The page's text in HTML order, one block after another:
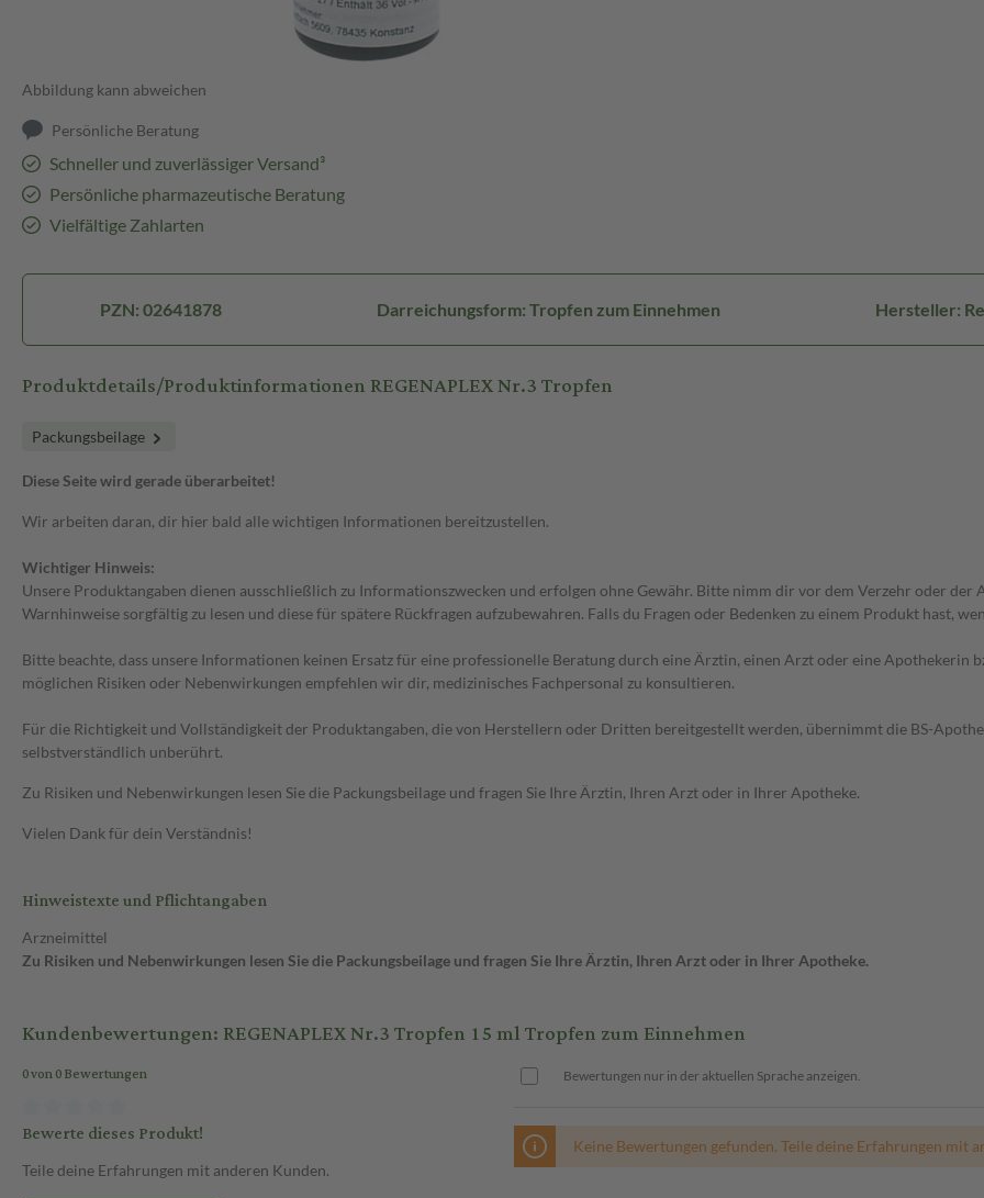
Abbildung kann abweichen
Persönliche Beratung
Schneller und zuverlässiger Versand³
Persönliche pharmazeutische Beratung
Vielfältige Zahlarten
PZN: 02641878 Darreichungsform: Tropfen zum Einnehmen Hersteller:
Produktdetails/Produktinformationen REGENAPLEX Nr.3 Tropfen
Packungsbeilage
Diese Seite wird gerade überarbeitet!
Wir arbeiten daran, dir hier bald alle wichtigen Informationen bereitzustellen.
Wichtiger Hinweis:
Unsere Produktangaben dienen ausschließlich zu Informationszwecken und erfolgen ohne Gewähr. Bitte nimm dir vor dem Verzehr oder
Warnhinweise sorgfältig zu lesen und diese für spätere Rückfragen aufzubewahren. Falls du Fragen oder Bedenken zu einem Produkt hast,
Bitte beachte, dass unsere Informationen keinen Ersatz für eine professionelle Beratung durch eine Ärztin, einen Arzt oder eine Apothekerin
möglichen Risiken oder Nebenwirkungen empfehlen wir dir, medizinisches Fachpersonal zu konsultieren.
Für die Richtigkeit und Vollständigkeit der Produktangaben, die von Herstellern oder Dritten bereitgestellt werden, übernimmt die BS-
selbstverständlich unberührt.
Zu Risiken und Nebenwirkungen lesen Sie die Packungsbeilage und fragen Sie Ihre Ärztin, Ihren Arzt oder in Ihrer Apotheke.
Vielen Dank für dein Verständnis!
Hinweistexte und Pflichtangaben
Arzneimittel
Zu Risiken und Nebenwirkungen lesen Sie die Packungsbeilage und fragen Sie Ihre Ärztin, Ihren Arzt oder in Ihrer Apotheke.
Kundenbewertungen: REGENAPLEX Nr.3 Tropfen 15 ml Tropfen zum Einnehmen
0 von 0 Bewertungen
Bewerte dieses Produkt!
Teile deine Erfahrungen mit anderen Kunden.
Bewertungen nur in der aktuellen Sprache anzeigen.
Keine Bewertungen gefunden. Teile deine Erfahrungen mit